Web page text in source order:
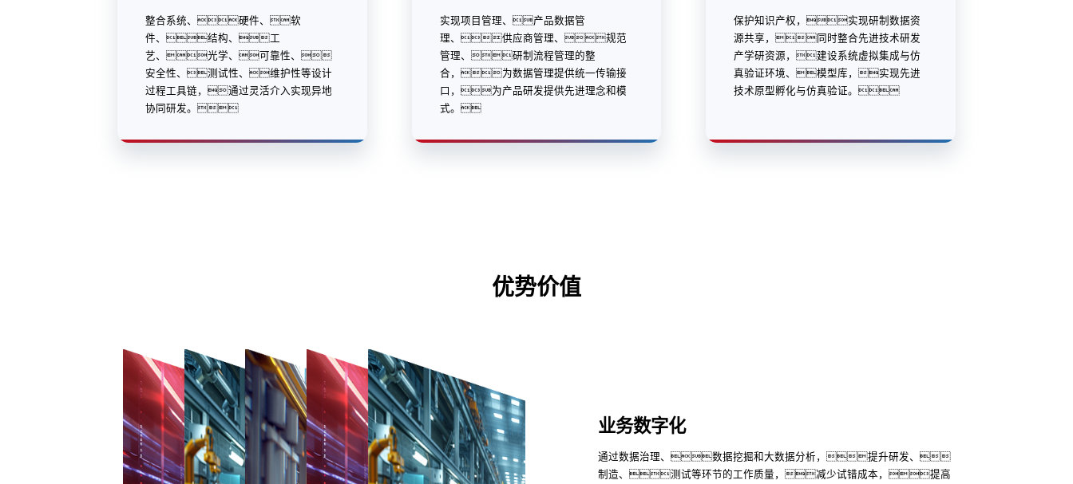
整合系统、硬件、软
件、结构、工
艺、光学、可靠性、
安全性、测试性、维护性等设计
过程工具链，通过灵活介入实现异地
协同研发。
实现项目管理、产品数据管
理、供应商管理、规范
管理、研制流程管理的整
合，为数据管理提供统一传输接
口，为产品研发提供先进理念和模
式。
保护知识产权，实现研制数据资
源共享，同时整合先进技术研发
产学研资源，建设系统虚拟集成与仿
真验证环境、模型库，实现先进
技术原型孵化与仿真验证。
优势价值
业务数字化
通过数据治理、数据挖掘和大数据分析，提升研发、
制造、测试等环节的工作质量，减少试错成本，提高